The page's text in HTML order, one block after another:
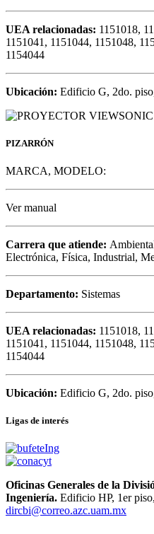
UEA relacionadas: 1151018,
1151041, 1151044, 1151048,
1154044
Ubicación: Edificio G, 2do.
PIZARRÓN
MARCA, MODELO:
Ver manual
Carrera que atiende:
Electrónica, Física, Industrial,
Departamento: Sistemas
UEA relacionadas: 1151018,
1151041, 1151044, 1151048,
1154044
Ubicación: Edificio G, 2do.
Ligas de interés
Oficinas Generales de la
Ingeniería. Edificio HP, 1er
dircbi@correo.azc.uam.mx